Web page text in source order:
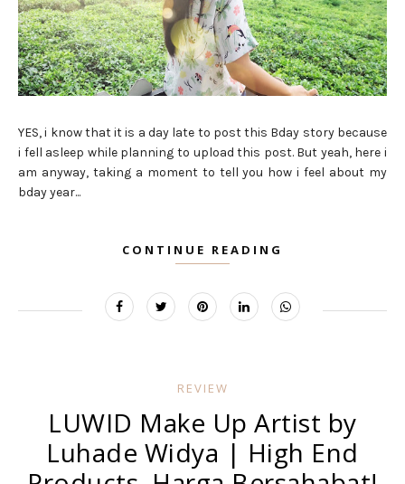
YES, i know that it is a day late to post this Bday story because
i fell asleep while planning to upload this post. But yeah, here i
am anyway, taking a moment to tell you how i feel about my
bday year...
CONTINUE READING
REVIEW
LUWID Make Up Artist by
Luhade Widya | High End